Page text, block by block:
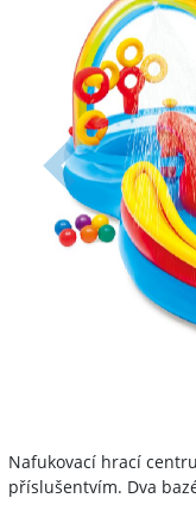
Předchozí
Nafukovací hrací
příslušentvím. Dva